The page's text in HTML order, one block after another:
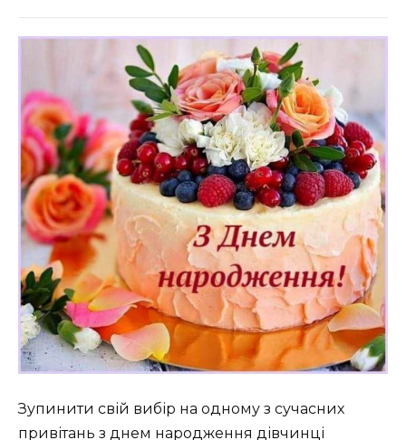
Зупинити свій вибір на одному з сучасних
привітань з днем народження дівчинці